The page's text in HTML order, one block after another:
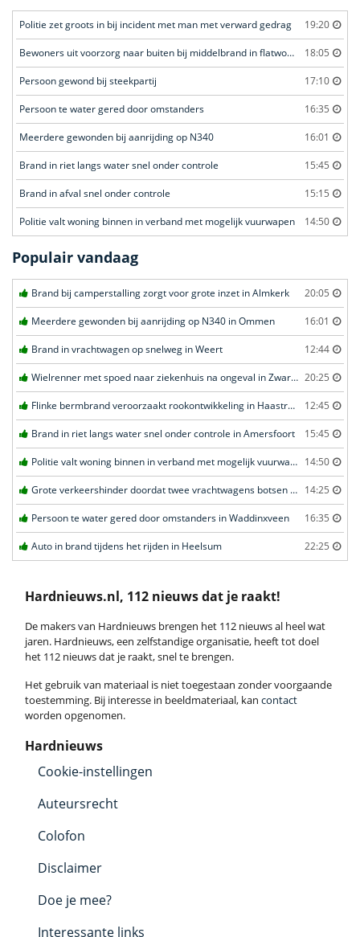
Politie zet groots in bij incident met man met verward gedrag 19:20
Bewoners uit voorzorg naar buiten bij middelbrand in flatwoning 18:05
Persoon gewond bij steekpartij 17:10
Persoon te water gered door omstanders 16:35
Meerdere gewonden bij aanrijding op N340 16:01
Brand in riet langs water snel onder controle 15:45
Brand in afval snel onder controle 15:15
Politie valt woning binnen in verband met mogelijk vuurwapen 14:50
Populair vandaag
Brand bij camperstalling zorgt voor grote inzet in Almkerk 20:05
Meerdere gewonden bij aanrijding op N340 in Ommen 16:01
Brand in vrachtwagen op snelweg in Weert 12:44
Wielrenner met spoed naar ziekenhuis na ongeval in Zwartebroek 20:25
Flinke bermbrand veroorzaakt rookontwikkeling in Haastrecht 12:45
Brand in riet langs water snel onder controle in Amersfoort 15:45
Politie valt woning binnen in verband met mogelijk vuurwapen in Eindhoven 14:50
Grote verkeershinder doordat twee vrachtwagens botsen tunnel in Zwijndrecht 14:25
Persoon te water gered door omstanders in Waddinxveen 16:35
Auto in brand tijdens het rijden in Heelsum 22:25
Hardnieuws.nl, 112 nieuws dat je raakt!
De makers van Hardnieuws brengen het 112 nieuws al heel wat
jaren. Hardnieuws, een zelfstandige organisatie, heeft tot doel
het 112 nieuws dat je raakt, snel te brengen.
Het gebruik van materiaal is niet toegestaan zonder voorgaande
toestemming. Bij interesse in beeldmateriaal, kan contact
worden opgenomen.
Hardnieuws
Cookie-instellingen
Auteursrecht
Colofon
Disclaimer
Doe je mee?
Interessante links